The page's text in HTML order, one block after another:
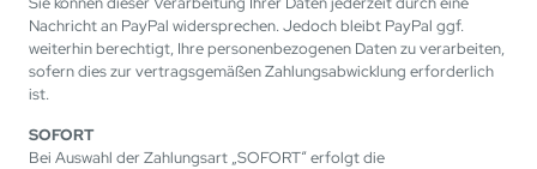
Nachricht an PayPal widersprechen. Jedoch bleibt PayPal ggf.
weiterhin berechtigt, Ihre personenbezogenen Daten zu verarbeiten,
sofern dies zur vertragsgemäßen Zahlungsabwicklung erforderlich
ist.
SOFORT
Bei Auswahl der Zahlungsart „SOFORT“ erfolgt die